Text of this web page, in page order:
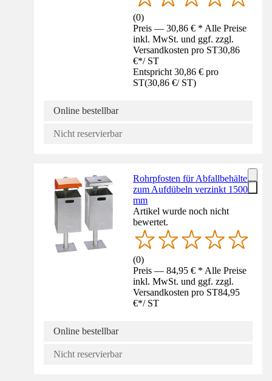
(0)
Preis — 30,86 € * Alle Preise
inkl. MwSt. und ggf. zzgl.
Versandkosten pro ST30,86
€*/ ST
Entspricht 30,86 € pro
ST(30,86 €/ ST)
Online bestellbar
Nicht reservierbar
Rohrpfosten für Abfallbehälter
zum Aufdübeln verzinkt 1500
mm
Artikel wurde noch nicht
bewertet.
(0)
Preis — 84,95 € * Alle Preise
inkl. MwSt. und ggf. zzgl.
Versandkosten pro ST84,95
€*/ ST
Online bestellbar
Nicht reservierbar